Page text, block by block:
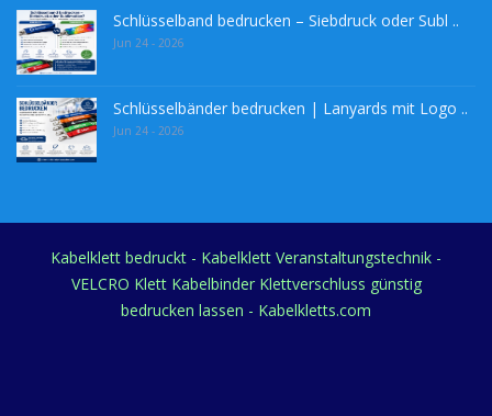
Schlüsselband bedrucken – Siebdruck oder Subl ..
Jun 24 - 2026
Schlüsselbänder bedrucken | Lanyards mit Logo ..
Jun 24 - 2026
Kabelklett bedruckt - Kabelklett Veranstaltungstechnik -
VELCRO Klett Kabelbinder Klettverschluss günstig
bedrucken lassen - Kabelkletts.com